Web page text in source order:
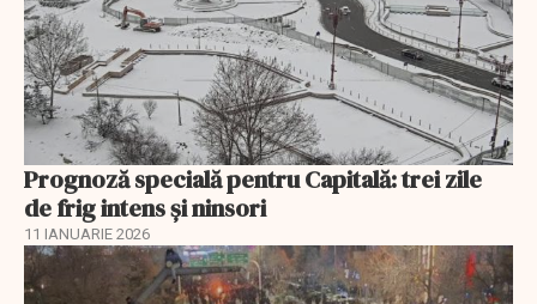
Prognoză specială pentru Capitală: trei zile
de frig intens și ninsori
11 IANUARIE 2026